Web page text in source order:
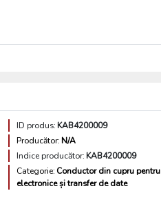
ID produs: KAB4200009
Producător: N/A
Indice producător: KAB4200009
Categorie: Conductor din cupru pentru
electronice și transfer de date